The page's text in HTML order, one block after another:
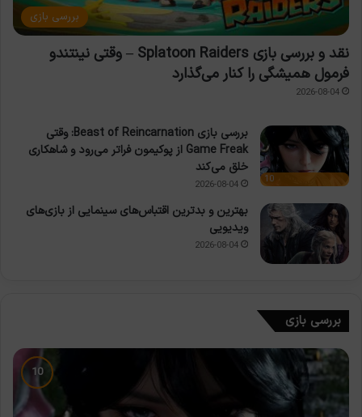
بررسی بازی
نقد و بررسی بازی Splatoon Raiders – وقتی نینتندو
فرمول همیشگی را کنار می‌گذارد
2026-08-04
10
بررسی بازی Beast of Reincarnation: وقتی
Game Freak از پوکیمون فراتر می‌رود و شاهکاری
خلق می‌کند
2026-08-04
بهترین و بدترین اقتباس‌های سینمایی از بازی‌های
ویدیویی
2026-08-04
بررسی بازی